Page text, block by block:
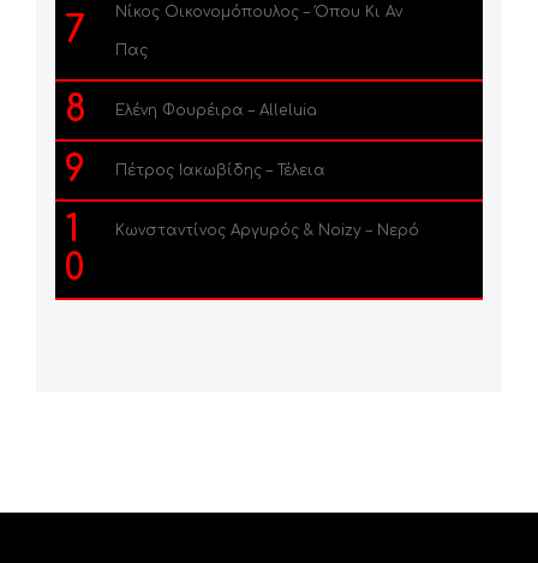
7 Νίκος Οικονομόπουλος – Όπου Κι Αν
Πας
8 Ελένη Φουρέιρα – Alleluia
9 Πέτρος Ιακωβίδης – Τέλεια
1
0
Κωνσταντίνος Αργυρός & Noizy – Νερό